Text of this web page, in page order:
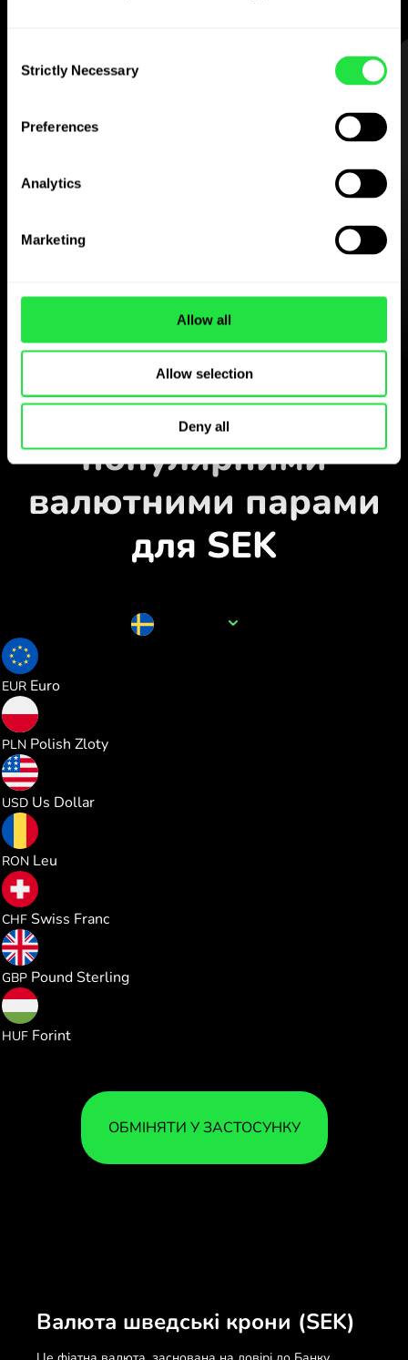
Selection
Strictly Necessary
Preferences
Analytics
Marketing
Allow all
Allow selection
Deny all
— просто та без стресу.
КРОК 1
ZEN.COM
Завантажте застосунок
і зареєструйтесь за кілька
Обміняти у застосунку
Стежте за
популярними
валютними парами
для SEK
EUR Euro
PLN Polish Zloty
USD Us Dollar
RON Leu
CHF Swiss Franc
GBP Pound Sterling
HUF Forint
ОБМІНЯТИ У ЗАСТОСУНКУ
Валюта шведські крони (SEK)